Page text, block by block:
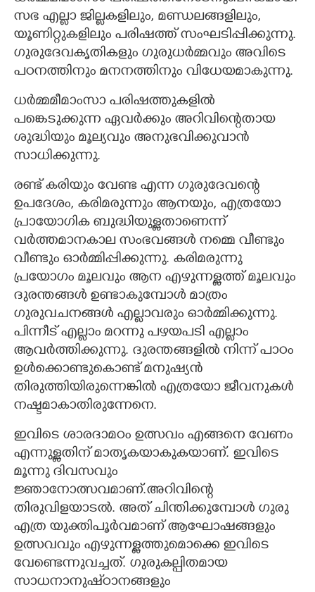
സഭ എല്ലാ ജില്ലകളിലും, മണ്ഡലങ്ങളിലും,
യൂണിറ്റുകളിലും പരിഷത്ത് സംഘടിപ്പിക്കുന്നു.
ഗുരുദേവകൃതികളും ഗുരുധർമ്മവും അവിടെ
പഠനത്തിനും മനനത്തിനും വിധേയമാകുന്നു.
ധർമ്മമീമാംസാ പരിഷത്തുകളിൽ
പങ്കെടുക്കുന്ന ഏവർക്കും അറിവിന്റെതായ
ശുദ്ധിയും മൂല്യവും അനുഭവിക്കുവാൻ
സാധിക്കുന്നു.
രണ്ട് കരിയും വേണ്ട എന്ന ഗുരുദേവന്റെ
ഉപദേശം, കരിമരുന്നും ആനയും, എത്രയോ
പ്രായോഗിക ബുദ്ധിയുള്ളതാണെന്ന്
വർത്തമാനകാല സംഭവങ്ങൾ നമ്മെ വീണ്ടും
വീണ്ടും ഓർമ്മിപ്പിക്കുന്നു. കരിമരുന്നു
പ്രയോഗം മൂലവും ആന എഴുന്നള്ളത്ത് മൂലവും
ദുരന്തങ്ങൾ ഉണ്ടാകുമ്പോൾ മാത്രം
ഗുരുവചനങ്ങൾ എല്ലാവരും ഓർമ്മിക്കുന്നു.
പിന്നീട് എല്ലാം മറന്നു പഴയപടി എല്ലാം
ആവർത്തിക്കുന്നു. ദുരന്തങ്ങളിൽ നിന്ന് പാഠം
ഉൾക്കൊണ്ടുകൊണ്ട് മനുഷ്യൻ
തിരുത്തിയിരുന്നെങ്കിൽ എത്രയോ ജീവനുകൾ
നഷ്ടമാകാതിരുന്നേനെ.
ഇവിടെ ശാരദാമഠം ഉത്സവം എങ്ങനെ വേണം
എന്നുള്ളതിന് മാതൃകയാകുകയാണ്. ഇവിടെ
മൂന്നു ദിവസവും
ജ്ഞാനോത്സവമാണ്.അറിവിന്റെ
തിരുവിളയാടൽ. അത് ചിന്തിക്കുമ്പോൾ ഗുരു
എത്ര യുക്തിപൂർവമാണ് ആഘോഷങ്ങളും
ഉത്സവവും എഴുന്നള്ളത്തുമൊക്കെ ഇവിടെ
വേണ്ടെന്നുവച്ചത്. ഗുരുകല്പ‌ിതമായ
സാധനാനുഷ്‌ഠാനങ്ങളും